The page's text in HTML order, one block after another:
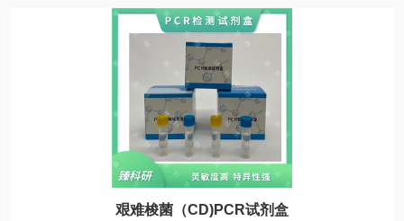
艰难梭菌（CD)PCR试剂盒